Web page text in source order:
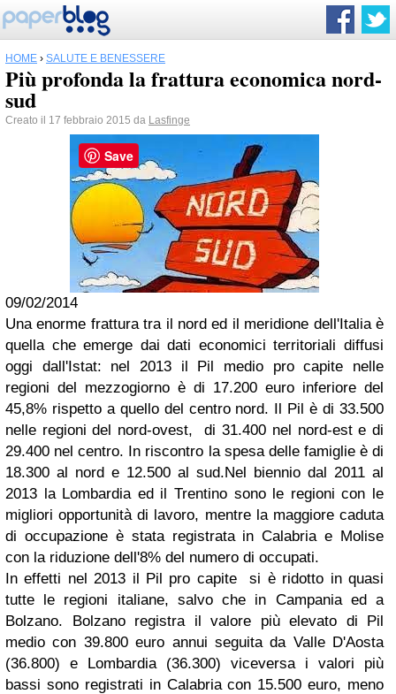
HOME › SALUTE E BENESSERE
Più profonda la frattura economica nord-
sud
Creato il 17 febbraio 2015 da Lasfinge
09/02/2014
Una enorme frattura tra il nord ed il meridione dell'Italia è
quella che emerge dai dati economici territoriali diffusi
oggi dall'Istat: nel 2013 il Pil medio pro capite nelle
regioni del mezzogiorno è di 17.200 euro inferiore del
45,8% rispetto a quello del centro nord. Il Pil è di 33.500
nelle regioni del nord-ovest, di 31.400 nel nord-est e di
29.400 nel centro. In riscontro la spesa delle famiglie è di
18.300 al nord e 12.500 al sud.Nel biennio dal 2011 al
2013 la Lombardia ed il Trentino sono le regioni con le
migliori opportunità di lavoro, mentre la maggiore caduta
di occupazione è stata registrata in Calabria e Molise
con la riduzione dell'8% del numero di occupati.
In effetti nel 2013 il Pil pro capite si è ridotto in quasi
tutte le regioni italiane, salvo che in Campania ed a
Bolzano. Bolzano registra il valore più elevato di Pil
medio con 39.800 euro annui seguita da Valle D'Aosta
(36.800) e Lombardia (36.300) viceversa i valori più
bassi sono registrati in Calabria con 15.500 euro, meno
Save